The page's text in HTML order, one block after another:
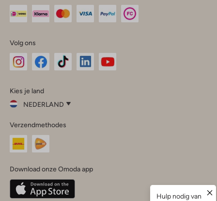
Volg ons
InstagramFacebook
Kies je land
NEDERLAND
je
land
Nederland
Belgique(Français)
Deutschland
Verzendmethodes
Download onze Omoda app